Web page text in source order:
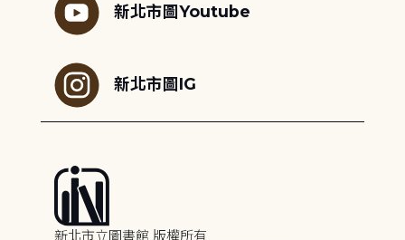
新北市圖Youtube
新北市圖IG
新北市立圖書館 版權所有